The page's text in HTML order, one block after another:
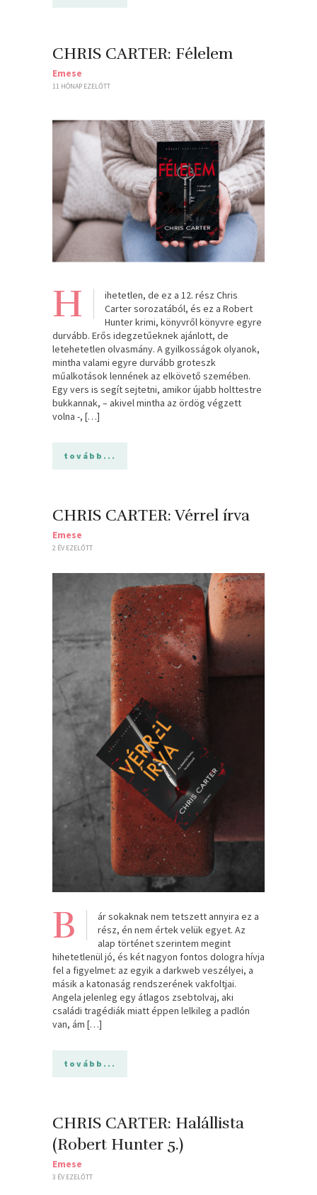
CHRIS CARTER: Félelem
Emese
11 HÓNAP EZELŐTT
H
ihetetlen, de ez a 12. rész Chris
Carter sorozatából, és ez a Robert
Hunter krimi, könyvről könyvre egyre
durvább. Erős idegzetűeknek ajánlott, de
letehetetlen olvasmány. A gyilkosságok olyanok,
mintha valami egyre durvább groteszk
műalkotások lennének az elkövető szemében.
Egy vers is segít sejtetni, amikor újabb holttestre
bukkannak, – akivel mintha az ördög végzett
volna -, […]
tovább...
CHRIS CARTER: Vérrel írva
Emese
2 ÉV EZELŐTT
B
ár sokaknak nem tetszett annyira ez a
rész, én nem értek velük egyet. Az
alap történet szerintem megint
hihetetlenül jó, és két nagyon fontos dologra hívja
fel a figyelmet: az egyik a darkweb veszélyei, a
másik a katonaság rendszerének vakfoltjai.
Angela jelenleg egy átlagos zsebtolvaj, aki
családi tragédiák miatt éppen lelkileg a padlón
van, ám […]
tovább...
CHRIS CARTER: Halállista
(Robert Hunter 5.)
Emese
3 ÉV EZELŐTT